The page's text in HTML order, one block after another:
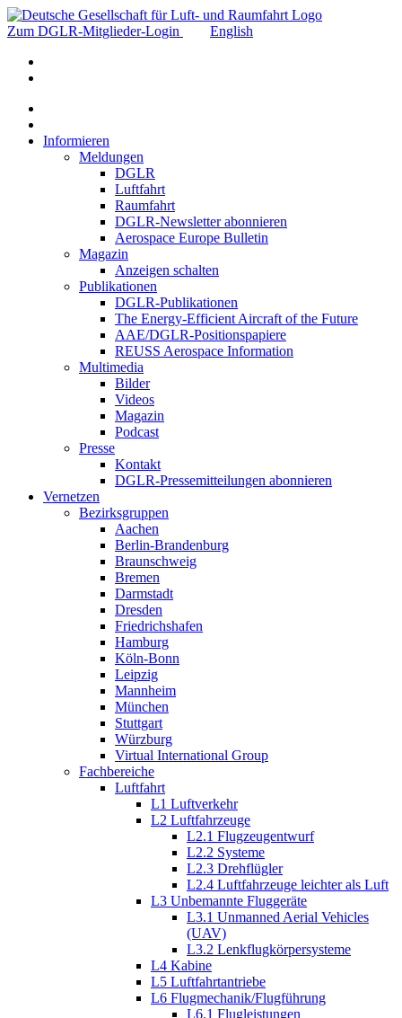
Zum DGLR-Mitglieder-Login English
Informieren
Meldungen
DGLR
Luftfahrt
Raumfahrt
DGLR-Newsletter abonnieren
Aerospace Europe Bulletin
Magazin
Anzeigen schalten
Publikationen
DGLR-Publikationen
The Energy-Efficient Aircraft of the Future
AAE/DGLR-Positionspapiere
REUSS Aerospace Information
Multimedia
Bilder
Videos
Magazin
Podcast
Presse
Kontakt
DGLR-Pressemitteilungen abonnieren
Vernetzen
Bezirksgruppen
Aachen
Berlin-Brandenburg
Braunschweig
Bremen
Darmstadt
Dresden
Friedrichshafen
Hamburg
Köln-Bonn
Leipzig
Mannheim
München
Stuttgart
Würzburg
Virtual International Group
Fachbereiche
Luftfahrt
L1 Luftverkehr
L2 Luftfahrzeuge
L2.1 Flugzeugentwurf
L2.2 Systeme
L2.3 Drehflügler
L2.4 Luftfahrzeuge leichter als Luft
L3 Unbemannte Fluggeräte
L3.1 Unmanned Aerial Vehicles
(UAV)
L3.2 Lenkflugkörpersysteme
L4 Kabine
L5 Luftfahrtantriebe
L6 Flugmechanik/Flugführung
L6.1 Flugleistungen